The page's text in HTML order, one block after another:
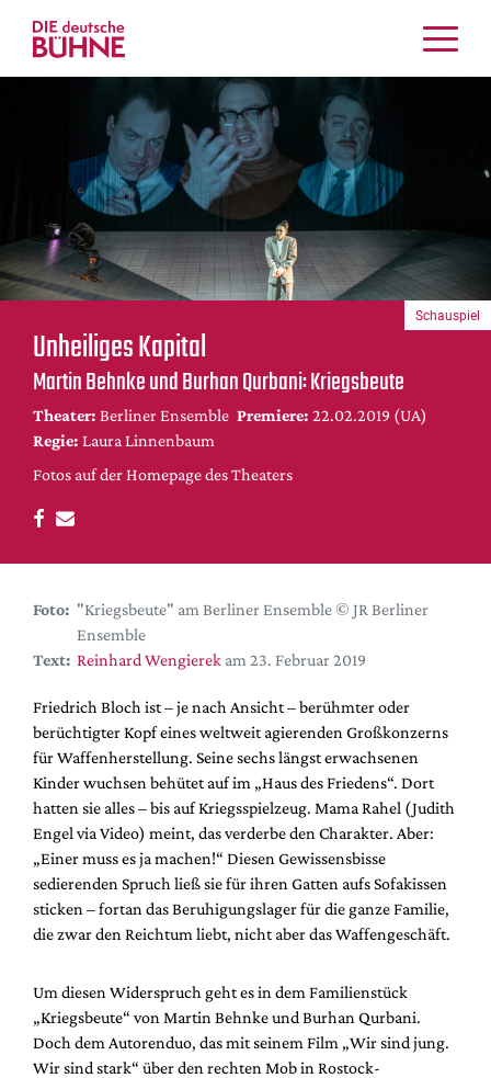
Schauspiel
Musiktheater
Tanz
Crossover
Bühnenwelt
Festivals & Veranstaltungen
Menschen & Theater
Themen
Internationales
Nachrufe
Medientipps
DdB-map
Festival-Planer
Hefte
Leseproben
Podcast
Service
Shop / Abo
Newsletter
Redaktion
Autor:innen
Mediadaten
Suche
Unheiliges Kapital
Martin Behnke und Burhan Qurbani: Kriegsbeute
Theater: Berliner Ensemble Premiere: 22.02.2019 (UA)
Regie: Laura Linnenbaum
Fotos auf der Homepage des Theaters
Schauspiel
Foto: "Kriegsbeute" am Berliner Ensemble © JR Berliner
Ensemble
Text: Reinhard Wengierek am 23. Februar 2019
Friedrich Bloch ist – je nach Ansicht – berühmter oder
berüchtigter Kopf eines weltweit agierenden Großkonzerns
für Waffenherstellung. Seine sechs längst erwachsenen
Kinder wuchsen behütet auf im „Haus des Friedens“. Dort
hatten sie alles – bis auf Kriegsspielzeug. Mama Rahel (Judith
Engel via Video) meint, das verderbe den Charakter. Aber:
„Einer muss es ja machen!“ Diesen Gewissensbisse
sedierenden Spruch ließ sie für ihren Gatten aufs Sofakissen
sticken – fortan das Beruhigungslager für die ganze Familie,
die zwar den Reichtum liebt, nicht aber das Waffengeschäft.
Um diesen Widerspruch geht es in dem Familienstück
„Kriegsbeute“ von Martin Behnke und Burhan Qurbani.
Doch dem Autorenduo, das mit seinem Film „Wir sind jung.
Wir sind stark“ über den rechten Mob in Rostock-